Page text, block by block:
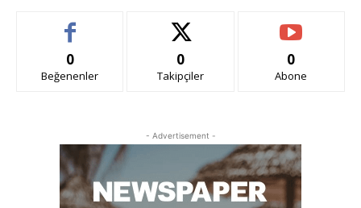
0
Beğenenler
0
Takipçiler
0
Abone
- Advertisement -